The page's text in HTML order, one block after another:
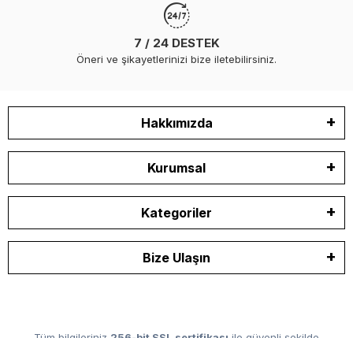
7 / 24 DESTEK
Öneri ve şikayetlerinizi bize iletebilirsiniz.
Hakkımızda
Kurumsal
Kategoriler
Bize Ulaşın